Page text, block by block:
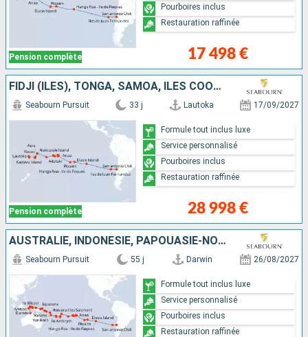
Pension complète 17 498 €
Pourboires inclus
Restauration raffinée
FIDJI (ÎLES), TONGA, SAMOA, ÎLES COOK, FRANCE, ROYAUME-UNI, CHILI
Pension complète
Seabourn Pursuit 33 j Lautoka 17/09/2027
28 998 €
Formule tout inclus luxe
Service personnalisé
Pourboires inclus
Restauration raffinée
AUSTRALIE, INDONÉSIE, PAPOUASIE-NOUVELLE-GUINÉE, ÎLES SALOMON, VANUATU, FIDJI (ÎLES), TONGA, SAMOA, ÎLES COOK, FRANCE, ROYAUME-UNI, CHILI
Seabourn Pursuit 55 j Darwin 26/08/2027
Formule tout inclus luxe
Service personnalisé
Pourboires inclus
Restauration raffinée